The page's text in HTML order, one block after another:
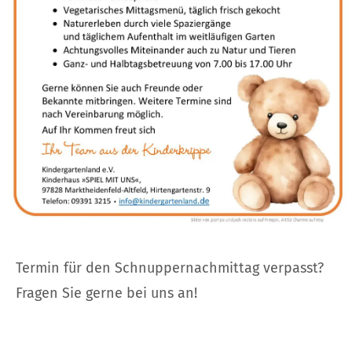
Termin für den Schnuppernachmittag verpasst?
Fragen Sie gerne bei uns an!